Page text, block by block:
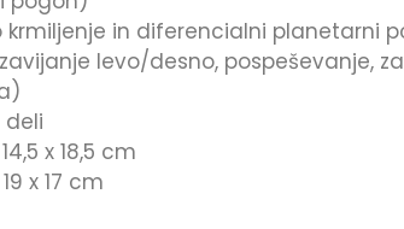
krmiljenje in diferencialni planetarni
levo/desno, pospeševanje,
deli
x 18,5 cm
x 17 cm